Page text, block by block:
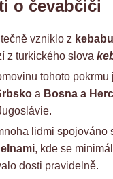
o čevabčiči
vzniklo z kebabu
z turkického slova
tohoto pokrmu
a Bosna a
lidmi spojováno
, kde se
dosti pravidelně.